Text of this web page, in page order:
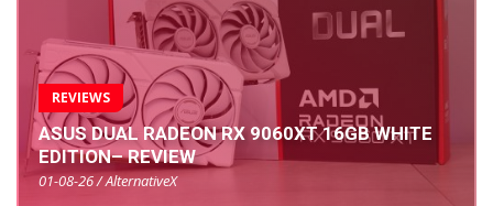
REVIEWS
ASUS DUAL RADEON RX 9060XT 16GB WHITE
EDITION– REVIEW
01-08-26 / AlternativeX